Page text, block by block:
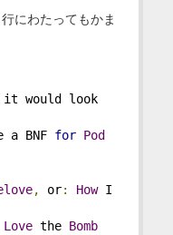
にわたってもかま
it would look
BNF for Pod
, or: How
Love the Bomb